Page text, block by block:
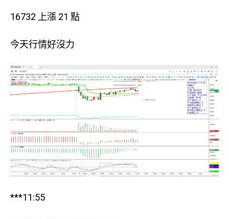
16732 上漲 21 點
今天行情好沒力
***11:55